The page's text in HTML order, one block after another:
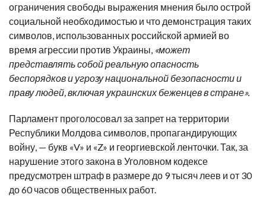
ограничения свободы выражения мнения было острой
социальной необходимостью и что демонстрация таких
символов, использованных российской армией во
время агрессии против Украины, «может
представлять собой реальную опасность
беспорядков и угрозу национальной безопасности и
праву людей, включая украинских беженцев в стране».
Парламент проголосовал за запрет на территории
Республики Молдова символов, пропагандирующих
войну, — букв «V» и «Z» и георгиевской ленточки. Так, за
нарушение этого закона в Уголовном кодексе
предусмотрен штраф в размере до 9 тысяч леев и от 30
до 60 часов общественных работ.